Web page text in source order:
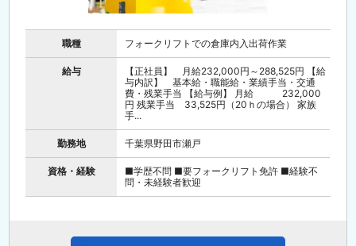
職種 フォークリフトでの倉庫内入出荷作業
給与
【正社員】 月給232,000円～288,525円 【給
与内訳】 基本給・職能給・業績手当・交通
費・残業手当 【給与例】 月給 232,000
円 残業手当 33,525円（20ｈの場合） 家族
手...
勤務地 千葉県野田市瀬戸
資格・経験
■学歴不問 ■要フォークリフト免許 ■経験不
問・未経験者歓迎